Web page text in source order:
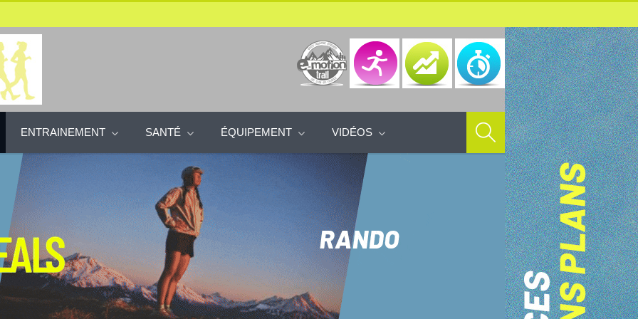
ENTRAINEMENT SANTÉ ÉQUIPEMENT VIDÉOS